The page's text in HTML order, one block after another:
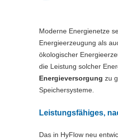
Moderne Energienetze
Energieerzeugung als
ökologischer
die Leistung solcher
Energieversorgung zu
Speichersysteme.
Leistungsfähiges,
Das in HyFlow neu